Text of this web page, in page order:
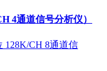
4通道信号分析仪）